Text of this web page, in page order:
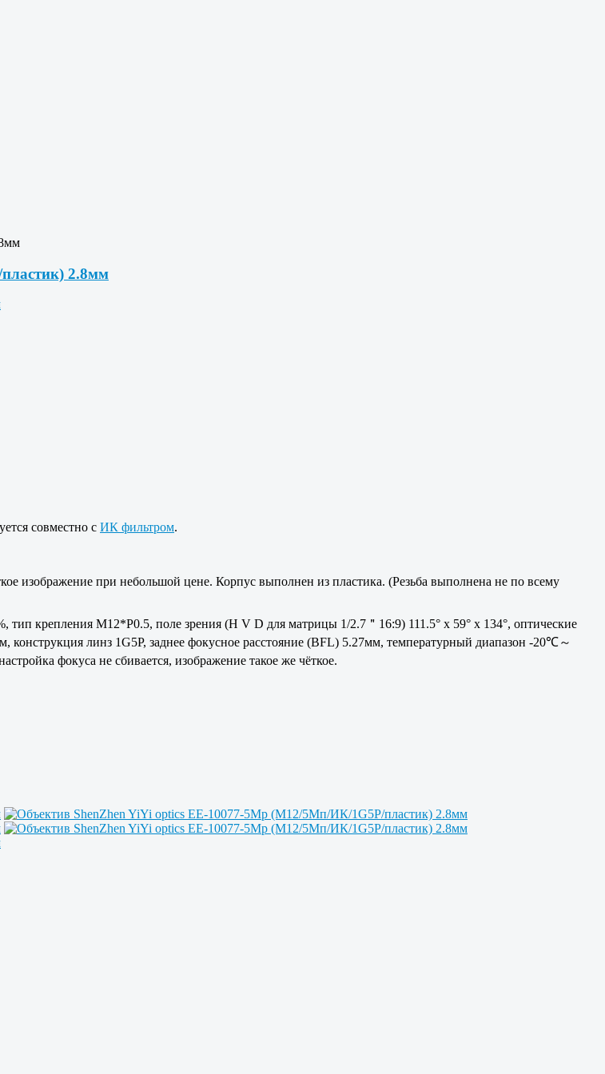
2.8мм
совместно с ИК фильтром.
изображение при небольшой цене. Корпус выполнен из пластика. (Резьба выполнена не по всему
крепления M12*P0.5, поле зрения (H V D для матрицы 1/2.7＂16:9) 111.5° x 59° x 134°, оптические
линз 1G5P, заднее фокусное расстояние (BFL) 5.27мм, температурный диапазон -20℃～
фокуса не сбивается, изображение такое же чёткое.